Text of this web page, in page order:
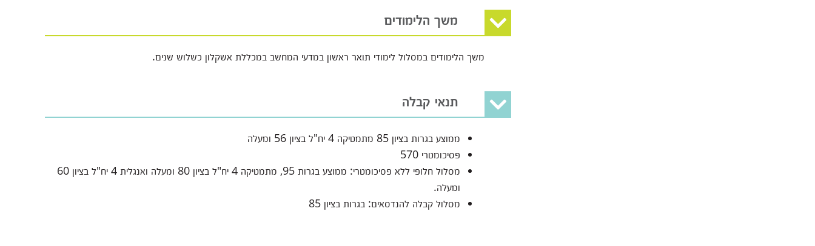
משך הלימודים
משך הלימודים במסלול לימודי תואר ראשון במדעי המחשב במכללת אשקלון כשלוש שנים.
תנאי קבלה
ממוצע בגרות בציון 85 מתמטיקה 4 יח"ל בציון 56 ומעלה
פסיכומטרי 570
מסלול חלופי ללא פסיכומטרי: ממוצע בגרות 95, מתמטיקה 4 יח"ל בציון 80 ומעלה ואנגלית 4 יח"ל בציון 60
ומעלה.
מסלול קבלה להנדסאים: בגרות בציון 85